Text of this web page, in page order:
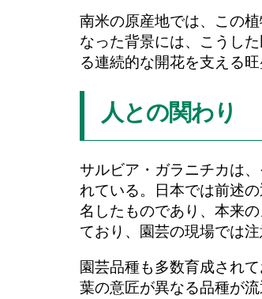
南米の原産地では、この
なった背景には、こうし
る連続的な開花を支える
人との関わり
サルビア・ガラニチカは
れている。日本では前述
名したものであり、本来
ており、園芸の現場では注
園芸品種も多数育成され
葉の意匠が異なる品種が